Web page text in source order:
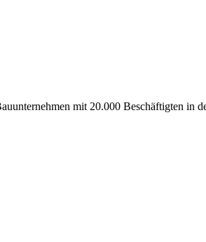
mit 20.000 Beschäftigten in